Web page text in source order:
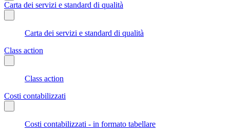
Carta dei servizi e standard di qualità
Carta dei servizi e standard di qualità
Class action
Class action
Costi contabilizzati
Costi contabilizzati - in formato tabellare